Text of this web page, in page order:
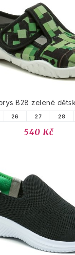
B28 zelené
26 27 28
540 Kč